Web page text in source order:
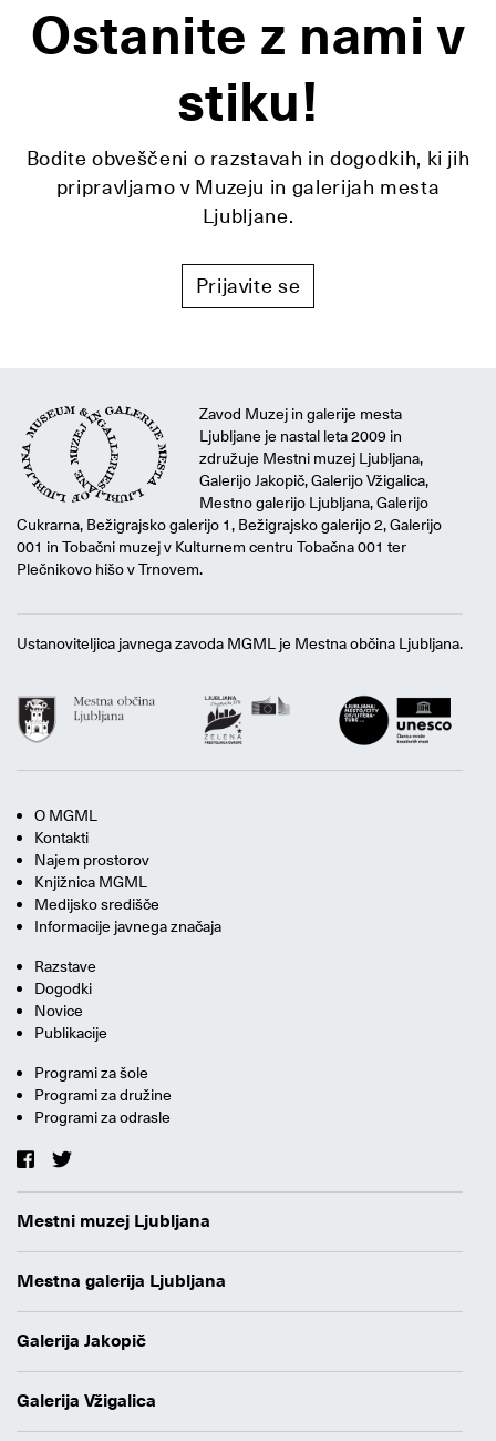
Ostanite z nami v
stiku!
Bodite obveščeni o razstavah in dogodkih, ki jih
pripravljamo v Muzeju in galerijah mesta
Ljubljane.
Prijavite se
Zavod Muzej in galerije mesta
Ljubljane je nastal leta 2009 in
združuje Mestni muzej Ljubljana,
Galerijo Jakopič, Galerijo Vžigalica,
Mestno galerijo Ljubljana, Galerijo
Cukrarna, Bežigrajsko galerijo 1, Bežigrajsko galerijo 2, Galerijo
001 in Tobačni muzej v Kulturnem centru Tobačna 001 ter
Plečnikovo hišo v Trnovem.
Ustanoviteljica javnega zavoda MGML je Mestna občina Ljubljana.
O MGML
Kontakti
Najem prostorov
Knjižnica MGML
Medijsko središče
Informacije javnega značaja
Razstave
Dogodki
Novice
Publikacije
Programi za šole
Programi za družine
Programi za odrasle
Mestni muzej Ljubljana
Mestna galerija Ljubljana
Galerija Jakopič
Galerija Vžigalica